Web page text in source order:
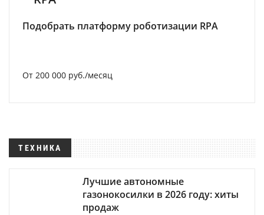
Подобрать платформу роботизации RPA
От 200 000 руб./месяц
ТЕХНИКА
Лучшие автономные
газонокосилки в 2026 году: хиты
продаж